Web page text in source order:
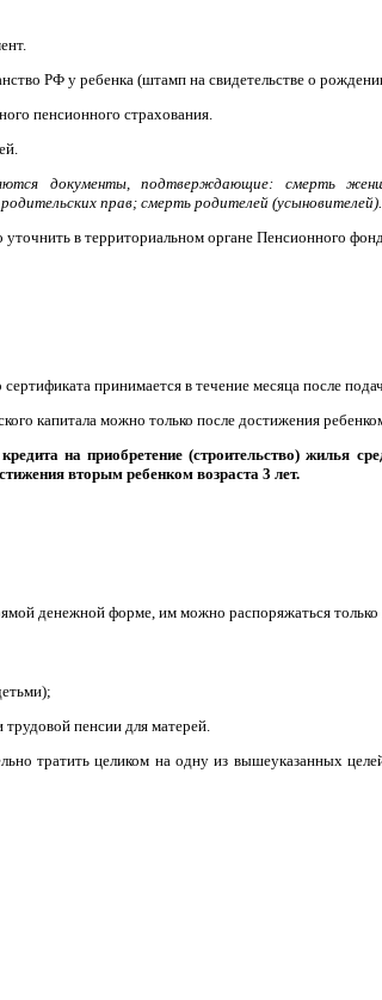
РФ у ребенка (штамп на свидетельстве о
пенсионного страхования.
документы, подтверждающие: смерть
прав; смерть родителей (усыновителей).
в территориальном органе Пенсионного
принимается в течение месяца после
капитала можно только после достижения
на приобретение (строительство) жилья
вторым ребенком возраста 3 лет.
денежной форме, им можно распоряжаться
пенсии для матерей.
тратить целиком на одну из вышеуказанных